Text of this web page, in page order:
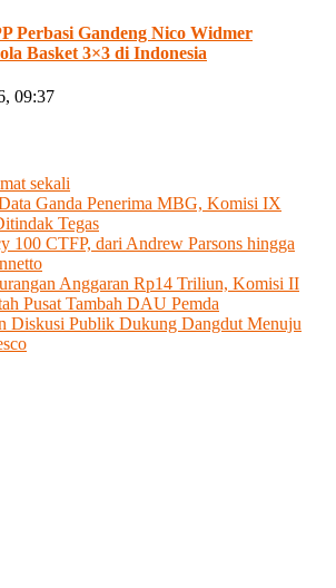
Perbasi Gandeng Nico Widmer
Basket 3×3 di Indonesia
09:37
sekali
Ganda Penerima MBG, Komisi IX
Tegas
100 CTFP, dari Andrew Parsons hingga
Anggaran Rp14 Triliun, Komisi II
Pusat Tambah DAU Pemda
Diskusi Publik Dukung Dangdut Menuju